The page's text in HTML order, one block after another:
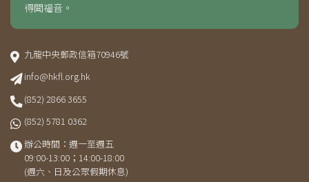
得聞福音。
九龍中央郵政信箱70946號
info@hkfl.org.hk
(852) 2866 3655
(852) 5781 0362
辦公時間：週一至週五
09:00-13:00；14:00-18:00
(週六、日及公眾假期休息)